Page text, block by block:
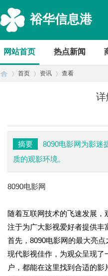
裕华信息港
网站首页 热点新闻
首页 资讯 查看
详
摘要
8090电影网为影迷
质的观影环境。
8090电影网
随着互联网技术的飞速发展
注于为广大影视爱好者提供
首先，8090电影网的最大亮
现代影视佳作，为观众呈现
户，都能在这里找到合适的影